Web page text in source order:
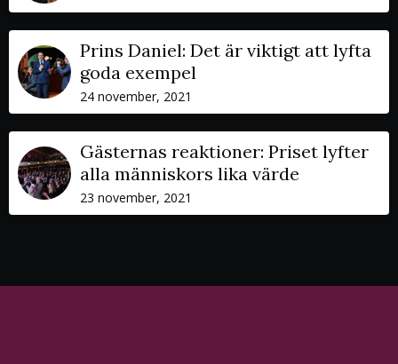
Prins Daniel: Det är viktigt att lyfta
goda exempel
24 november, 2021
Gästernas reaktioner: Priset lyfter
alla människors lika värde
23 november, 2021